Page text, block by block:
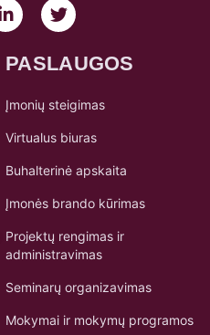
PASLAUGOS
Įmonių steigimas
Virtualus biuras
Buhalterinė apskaita
Įmonės brando kūrimas
Projektų rengimas ir
administravimas
Seminarų organizavimas
Mokymai ir mokymų programos